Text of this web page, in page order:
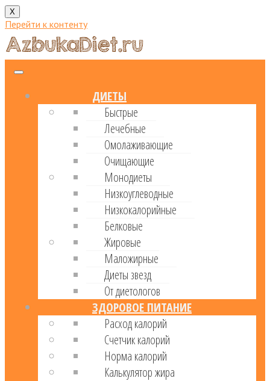
X
Перейти к контенту
ДИЕТЫ
Быстрые
Лечебные
Омолаживающие
Очищающие
Монодиеты
Низкоуглеводные
Низкокалорийные
Белковые
Жировые
Маложирные
Диеты звезд
От диетологов
ЗДОРОВОЕ ПИТАНИЕ
Расход калорий
Cчетчик калорий
Норма калорий
Калькулятор жира